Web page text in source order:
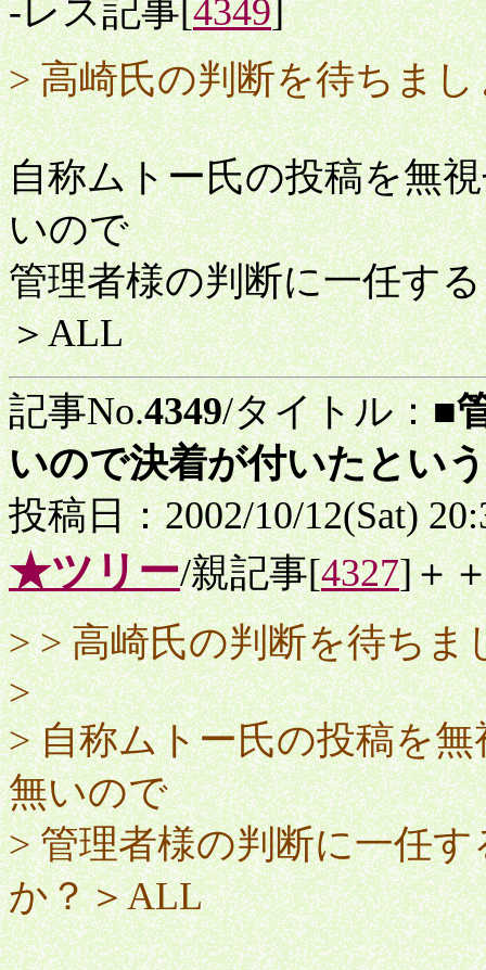
-レス記事[4349]
> 高崎氏の判断を待ちま
自称ムトー氏の投稿を無
いので
管理者様の判断に一任す
＞ALL
記事No.4349/タイトル：■
いので決着が付いたとい
投稿日：2002/10/12(Sat)
★ツリー/親記事[4327]＋
> > 高崎氏の判断を待ちま
>
> 自称ムトー氏の投稿を
無いので
> 管理者様の判断に一任
か？＞ALL